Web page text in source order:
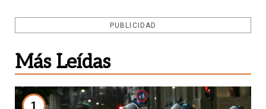
PUBLICIDAD
Más Leídas
1